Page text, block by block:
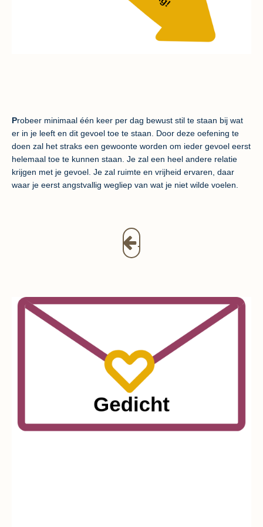
Probeer minimaal één keer per dag bewust stil te staan bij wat
er in je leeft en dit gevoel toe te staan. Door deze oefening te
doen zal het straks een gewoonte worden om ieder gevoel eerst
helemaal toe te kunnen staan. Je zal een heel andere relatie
krijgen met je gevoel. Je zal ruimte en vrijheid ervaren, daar
waar je eerst angstvallig wegliep van wat je niet wilde voelen.
.